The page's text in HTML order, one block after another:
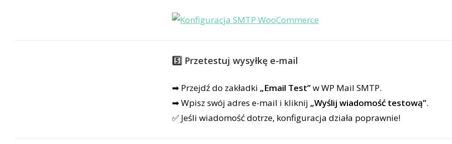
5️⃣ Przetestuj wysyłkę e-mail
➡ Przejdź do zakładki „Email Test”w WP Mail SMTP.
➡ Wpisz swój adres e-mail i kliknij „Wyślij wiadomość testową”.
✅ Jeśli wiadomość dotrze, konfiguracja działa poprawnie!